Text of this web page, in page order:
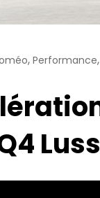
, Performance,